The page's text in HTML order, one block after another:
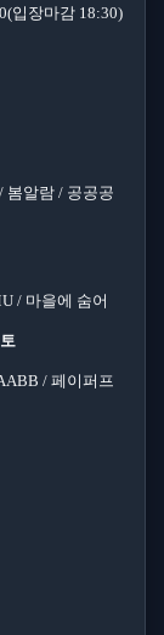
입장마감 18:30)
/ 봄알람 / 공공공
/ 마을에 숨어
/페이퍼프